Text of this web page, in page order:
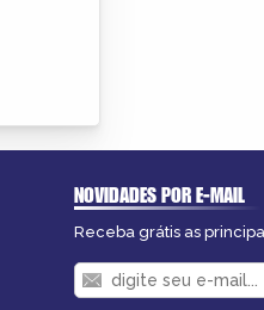
NOVIDADES POR E-MAIL
Receba grátis as